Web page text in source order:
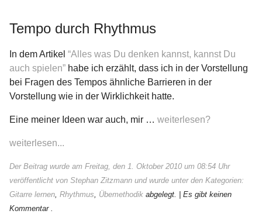
Tempo durch Rhythmus
In dem Artikel “Alles was Du denken kannst, kannst Du
auch spielen” habe ich erzählt, dass ich in der Vorstellung
bei Fragen des Tempos ähnliche Barrieren in der
Vorstellung wie in der Wirklichkeit hatte.
Eine meiner Ideen war auch, mir … weiterlesen?
weiterlesen...
Der Beitrag wurde am Freitag, den 1. Oktober 2010 um 08:54 Uhr
veröffentlicht von Stephan Zitzmann und wurde unter den Kategorien:
Gitarre lernen Rhythmus Übemethodik abgelegt. | Es gibt keinen
Kommentar .